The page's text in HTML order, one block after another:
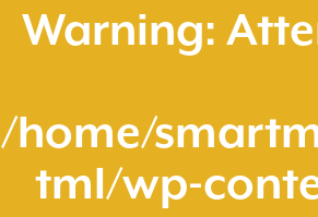
Warning:
/home/
tml/wp-